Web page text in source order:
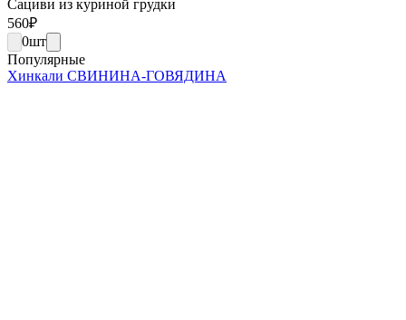
Сациви из куриной грудки
560₽
0шт
Популярные
Хинкали СВИНИНА-ГОВЯДИНА